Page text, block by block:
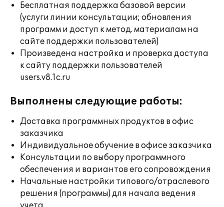
Бесплатная поддержка базовой версии
(услуги линии консультации; обновления
программ и доступ к метод. материалам на
сайте поддержки пользователей)
Произведена настройка и проверка доступа
к сайту поддержки пользователей
users.v8.1c.ru
Выполнены следующие работы:
Доставка программных продуктов в офис
заказчика
Индивидуальное обучение в офисе заказчика
Консультации по выбору программного
обеспечения и вариантов его сопровождения
Начальные настройки типового/отраслевого
решения (программы) для начала ведения